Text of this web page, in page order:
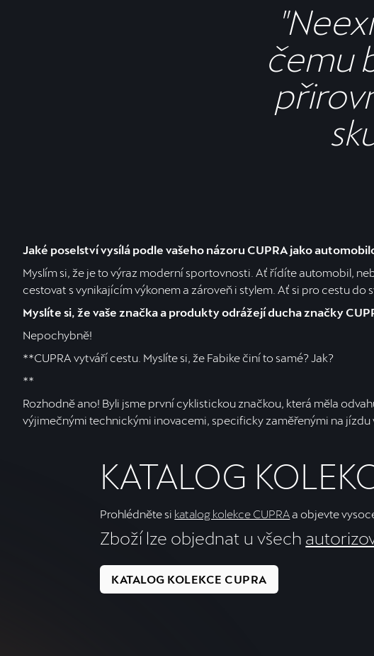
čemu
Jaké poselství vysílá podle vašeho názoru CUPRA jako
Myslím si, že je to výraz moderní sportovnosti. Ať řídíte automobil,
cestovat s vynikajícím výkonem a zároveň i stylem. Ať si pro cestu do
Myslíte si, že vaše značka a produkty odrážejí ducha značky
Nepochybně!
**CUPRA vytváří cestu. Myslíte si, že Fabike činí to samé? Jak?
**
Rozhodně ano! Byli jsme první cyklistickou značkou, která měla
výjimečnými technickými inovacemi, specificky zaměřenými na jízdu
KATALOG
Prohlédněte si katalog kolekce CUPRAa objevte
Zboží lze objednat u všech
KATALOG KOLEKCE CUPRA